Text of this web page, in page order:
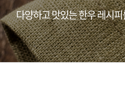
다양하고 맛있는 한우 레시